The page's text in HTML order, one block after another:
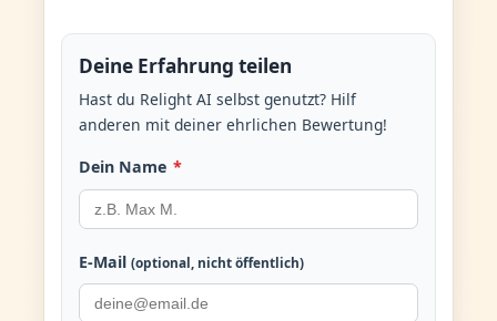
Deine Erfahrung teilen
Hast du Relight AI selbst genutzt? Hilf
anderen mit deiner ehrlichen Bewertung!
Dein Name *
E-Mail (optional, nicht öffentlich)